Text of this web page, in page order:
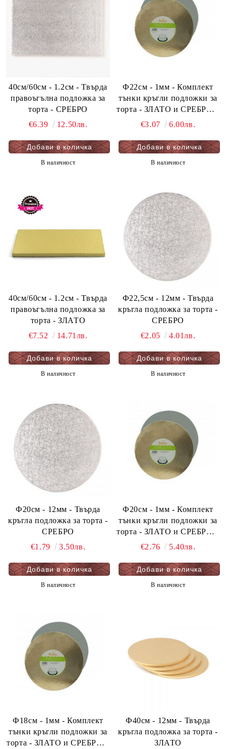
40см/60см - 1.2см - Твърда
правоъгълна подложка за
торта - СРЕБРО
€6.39
12.50лв.
В наличност
Ф22см - 1мм - Комплект
тънки кръгли подложки за
торта - ЗЛАТО и СРЕБРО 5
бр. опаковка
€3.07 6.00лв.
В наличност
40см/60см - 1.2см - Твърда
правоъгълна подложка за
торта - ЗЛАТО
€7.52
14.71лв.
В наличност
Ф22,5см - 12мм - Твърда
кръгла подложка за торта -
СРЕБРО
€2.05
4.01лв.
В наличност
Ф20см - 12мм - Твърда
кръгла подложка за торта -
СРЕБРО
€1.79
3.50лв.
В наличност
Ф20см - 1мм - Комплект
тънки кръгли подложки за
торта - ЗЛАТО и СРЕБРО 5
бр. опаковка
€2.76 5.40лв.
В наличност
Ф18см - 1мм - Комплект
тънки кръгли подложки за
торта - ЗЛАТО и СРЕБРО 5
Ф40см - 12мм - Твърда
кръгла подложка за торта -
ЗЛАТО